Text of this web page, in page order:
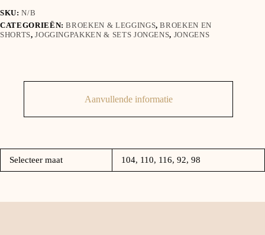
SKU:N/B
CATEGORIEËN:BROEKEN & LEGGINGS,BROEKEN EN
SHORTS,JOGGINGPAKKEN & SETS JONGENS, JONGENS
Aanvullende informatie
Selecteer maat 104, 110, 116, 92, 98